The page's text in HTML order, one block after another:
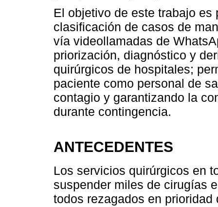
El objetivo de este trabajo
clasificación de casos de
vía videollamadas de
priorización, diagnóstico y
quirúrgicos de hospitales;
paciente como personal de
contagio y garantizando la
durante contingencia.
ANTECEDENTES
Los servicios quirúrgicos en
suspender miles de cirugías
todos rezagados en